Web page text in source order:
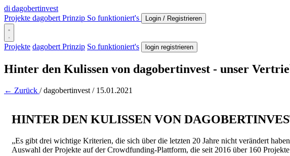
di dagobertinvest
Projekte dagobert Prinzip So funktioniert's Login / Registrieren
Projekte dagobert Prinzip So funktioniert's login registrieren
Hinter den Kulissen von dagobertinvest - unser
← Zurück / dagobertinvest / 15.01.2021
HINTER DEN KULISSEN VON
„Es gibt drei wichtige Kriterien, die sich über die letzten 20 Jahre nicht verändert
Auswahl der Projekte auf der Crowdfunding-Plattform, die seit 2016 über 160